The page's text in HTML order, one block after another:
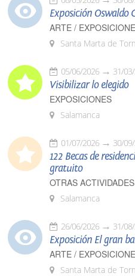
Exposición Oswaldo
ARTE /
Santa Marta de
05/06/2026 31/
Visibilizar lo elegido
EXPOSICIONES
Salamanca
01/07/2026 30/
122 Becas de
gratuito
OTRAS ACTIVIDADES
Salamanca
26/06/2026 31/
Exposición El gran
ARTE /
Santa Marta de